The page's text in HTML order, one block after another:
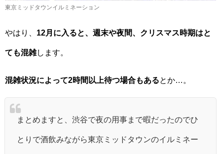
東京ミッドタウンイルミネーション
やはり、 12月に入ると、週末や夜間、クリスマス時期はと
ても混雑します。
混雑状況によって2時間以上待つ場合もある とか…。
まとめますと、渋谷で夜の用事まで暇だったのでひ
とりで酒飲みながら東京ミッドタウンのイルミネー